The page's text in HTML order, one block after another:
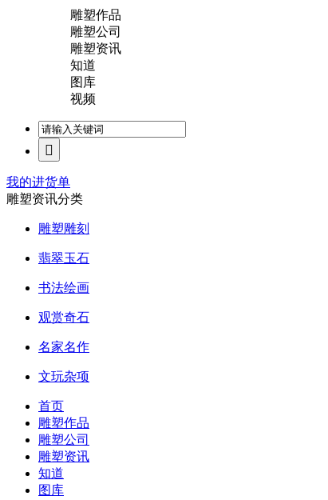
雕塑作品
雕塑公司
雕塑资讯
知道
图库
视频
我的进货单
雕塑资讯分类
雕塑雕刻
翡翠玉石
书法绘画
观赏奇石
名家名作
文玩杂项
首页
雕塑作品
雕塑公司
雕塑资讯
知道
图库